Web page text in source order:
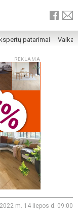
patarimai
REKLAMA
m. 14 liepos d. 09:00